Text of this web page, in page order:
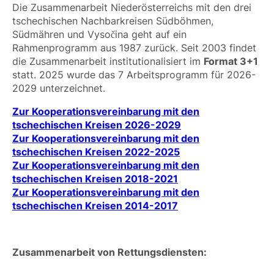
Die Zusammenarbeit Niederösterreichs mit den drei
tschechischen Nachbarkreisen Südböhmen,
Südmähren und Vysočina geht auf ein
Rahmenprogramm aus 1987 zurück. Seit 2003 findet
die Zusammenarbeit institutionalisiert im Format 3+1
statt. 2025 wurde das 7 Arbeitsprogramm für 2026-
2029 unterzeichnet.
Zur Kooperationsvereinbarung mit den
tschechischen Kreisen 2026-2029
Zur Kooperationsvereinbarung mit den
tschechischen Kreisen 2022-2025
Zur Kooperationsvereinbarung mit den
tschechischen Kreisen 2018-2021
Zur Kooperationsvereinbarung mit den
tschechischen Kreisen 2014-2017
Zusammenarbeit von Rettungsdiensten: